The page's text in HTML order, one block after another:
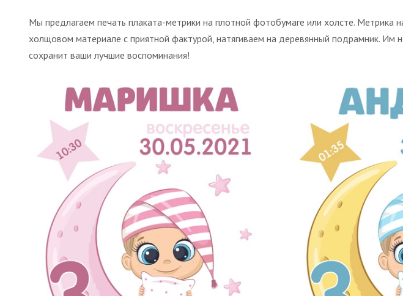
Мы предлагаем печать плаката-метрики на плотной фотобумаге или холсте.
холщовом материале с приятной фактурой, натягиваем на деревянный подрамник. Им
сохранит ваши лучшие воспоминания!